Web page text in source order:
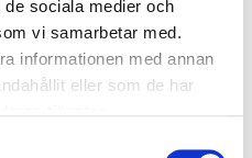
sociala medier och
vi samarbetar med.
informationen med annan
eller som de har